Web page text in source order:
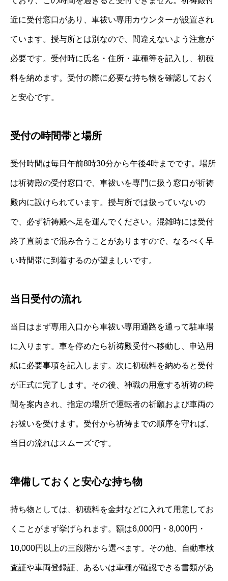
近に受付窓口があり、車祓い専用カウンターが設置され
ています。授与所とは別なので、間違えないよう注意が
必要です。受付時に氏名・住所・車種等を記入し、初穂
料を納めます。受付の際に必要な持ち物を確認しておく
と安心です。
受付の時間帯と場所
受付時間は毎日午前8時30分から午後4時までです。場所
は祈祷殿の受付窓口で、車祓いを専門に扱う窓口が祈祷
殿内に設けられています。授与所では扱っていないの
で、必ず祈祷殿へ足を運んでください。混雑時には受付
終了直前まで混み合うことがありますので、なるべく早
い時間帯に到着するのが望ましいです。
当日受付の流れ
当日はまず専用入口から車祓い専用通路を通って駐車場
に入ります。車を停めたら祈祷殿受付へ移動し、申込用
紙に必要事項を記入します。次に初穂料を納めると受付
が正式に完了します。その後、神職の用意する祈祷の時
間を案内され、指定の場所で運転者の祈願および車両の
お祓いを受けます。受付から祈祷までの順序を守れば、
当日の流れはスムーズです。
準備しておくと安心な持ち物
持ち物としては、初穂料を金封などに入れて用意してお
くことがまず挙げられます。額は6,000円・8,000円・
10,000円以上の三段階から選べます。その他、自動車検
査証や車両登録証、あるいは車種が確認できる書類があ